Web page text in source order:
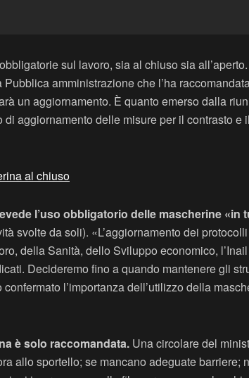
sul lavoro, sia al chiuso sia all’aperto.
amministrazione che l’ha
un aggiornamento. È quanto emerso dalla
aggiornamento delle misure per il contrasto
al chiuso
l’uso obbligatorio delle mascherine
svolte da soli). «L’aggiornamento dei
della Sanità, dello Sviluppo economico,
Decideremo fino a quando mantenere gli
l’importanza dell’utilizzo della
è solo raccomandata. Una circolare del
allo sportello; se mancano adeguate barriere;